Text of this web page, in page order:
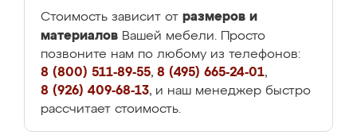
Стоимость зависит от размеров и
материалов Вашей мебели. Просто
позвоните нам по любому из телефонов:
8 (800) 511-89-55, 8 (495) 665-24-01,
8 (926) 409-68-13, и наш менеджер быстро
рассчитает стоимость.